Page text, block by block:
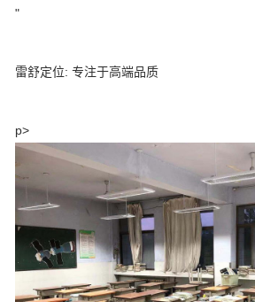
"
雷舒定位: 专注于高端品质
p>